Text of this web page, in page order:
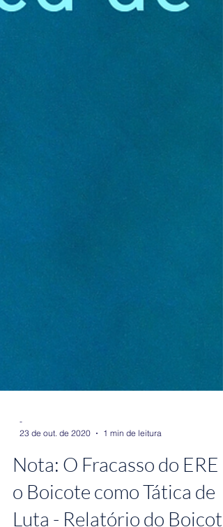
-
23 de out. de 2020
1 min de leitura
Nota: O Fracasso do ERE e